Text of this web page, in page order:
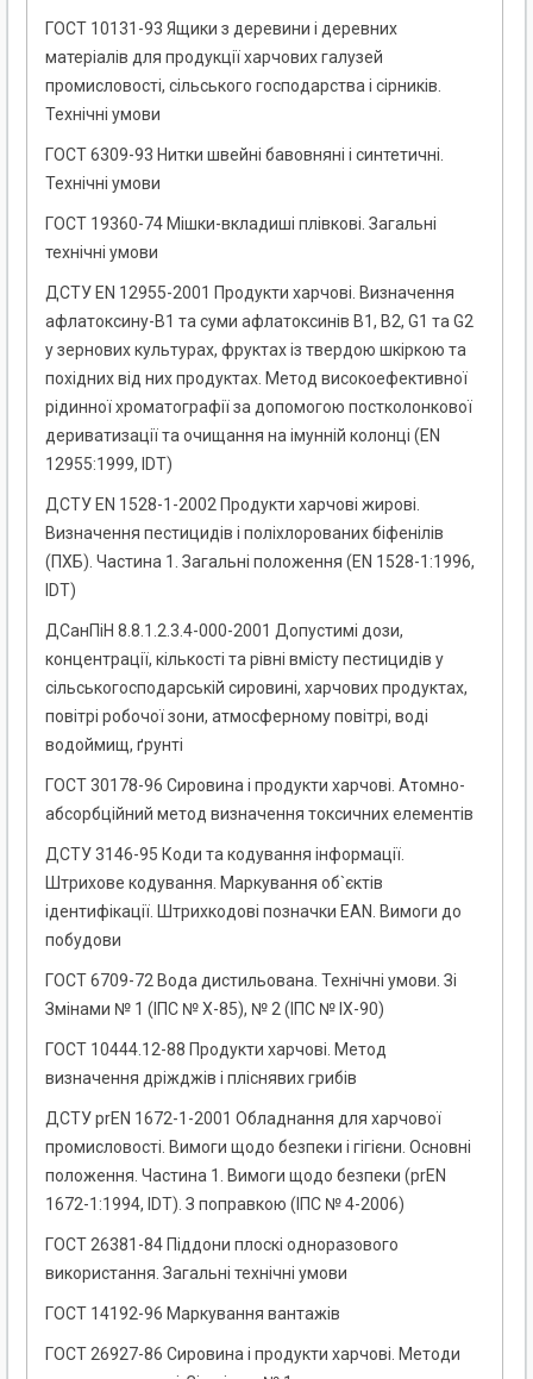
ГОСТ 10131-93 Ящики з деревини і деревних
матеріалів для продукції харчових галузей
промисловості, сільського господарства і сірників.
Технічні умови
ГОСТ 6309-93 Нитки швейні бавовняні і синтетичні.
Технічні умови
ГОСТ 19360-74 Мішки-вкладиші плівкові. Загальні
технічні умови
ДСТУ EN 12955-2001 Продукти харчові. Визначення
афлатоксину-В1 та суми афлатоксинів В1, В2, G1 та G2
у зернових культурах, фруктах із твердою шкіркою та
похідних від них продуктах. Метод високоефективної
рідинної хроматографії за допомогою постколонкової
дериватизації та очищання на імунній колонці (EN
12955:1999, IDT)
ДСТУ EN 1528-1-2002 Продукти харчові жирові.
Визначення пестицидів і поліхлорованих біфенілів
(ПХБ). Частина 1. Загальні положення (EN 1528-1:1996,
IDT)
ДСанПіН 8.8.1.2.3.4-000-2001 Допустимі дози,
концентрації, кількості та рівні вмісту пестицидів у
сільськогосподарській сировині, харчових продуктах,
повітрі робочої зони, атмосферному повітрі, воді
водоймищ, ґрунті
ГОСТ 30178-96 Сировина і продукти харчові. Атомно-
абсорбційний метод визначення токсичних елементів
ДСТУ 3146-95 Коди та кодування інформації.
Штрихове кодування. Маркування об`єктів
ідентифікації. Штрихкодові позначки EAN. Вимоги до
побудови
ГОСТ 6709-72 Вода дистильована. Технічні умови. Зі
Змінами № 1 (ІПС № Х-85), № 2 (ІПС № IХ-90)
ГОСТ 10444.12-88 Продукти харчові. Метод
визначення дріжджів і пліснявих грибів
ДСТУ prEN 1672-1-2001 Обладнання для харчової
промисловості. Вимоги щодо безпеки і гігієни. Основні
положення. Частина 1. Вимоги щодо безпеки (prEN
1672-1:1994, IDТ). З поправкою (ІПС № 4-2006)
ГОСТ 26381-84 Піддони плоскі одноразового
використання. Загальні технічні умови
ГОСТ 14192-96 Маркування вантажів
ГОСТ 26927-86 Сировина і продукти харчові. Методи